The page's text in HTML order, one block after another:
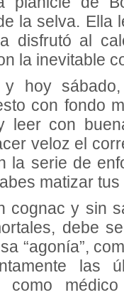
la selva. Ella
disfrutó al
la inevitable
hoy
con fondo
leer con
veloz el
la serie de
matizar
cognac y sin
debe
“agonía”,
las
como